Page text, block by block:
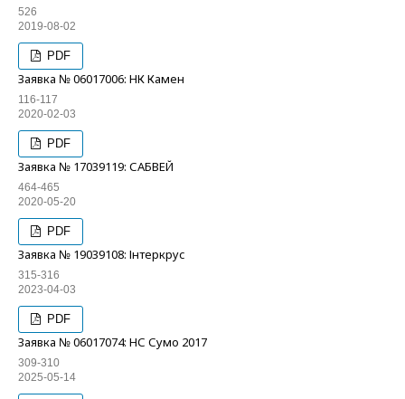
526
2019-08-02
PDF
Заявка № 06017006: НК Камен
116-117
2020-02-03
PDF
Заявка № 17039119: САБВЕЙ
464-465
2020-05-20
PDF
Заявка № 19039108: Інтеркрус
315-316
2023-04-03
PDF
Заявка № 06017074: НС Сумо 2017
309-310
2025-05-14